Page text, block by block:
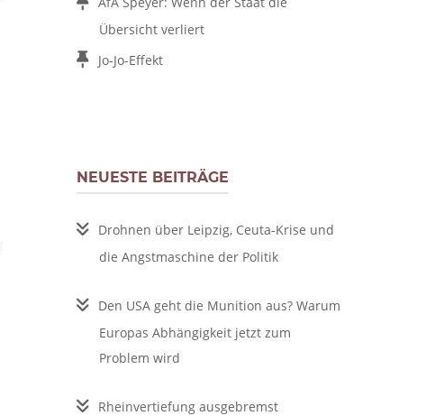
Übersicht verliert
Jo-Jo-Effekt
NEUESTE BEITRÄGE
Drohnen über Leipzig, Ceuta-Krise und
die Angstmaschine der Politik
Den USA geht die Munition aus? Warum
Europas Abhängigkeit jetzt zum
Problem wird
Rheinvertiefung ausgebremst